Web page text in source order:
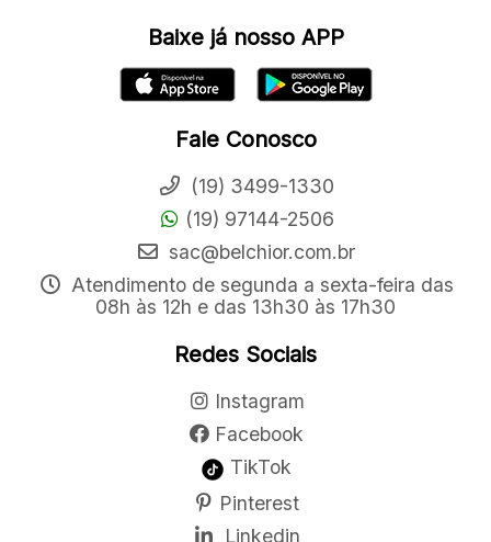
Baixe já nosso APP
Fale Conosco
(19) 3499-1330
(19) 97144-2506
sac@belchior.com.br
Atendimento de segunda a sexta-feira das
08h às 12h e das 13h30 às 17h30
Redes Sociais
Instagram
Facebook
TikTok
Pinterest
Linkedin